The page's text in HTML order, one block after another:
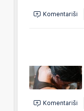
Komentariši
Komentariši